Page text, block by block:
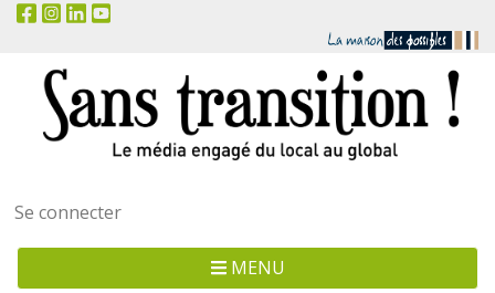
Menu
utilisateur
Se connecter
MENU